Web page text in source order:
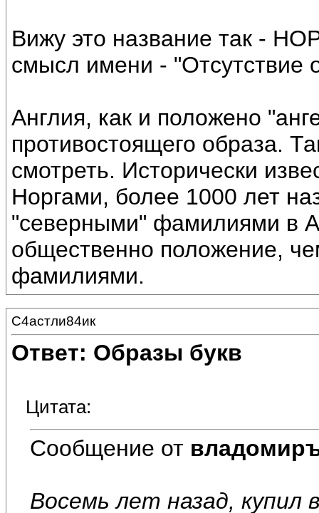
Вижу это название так -
смысл имени - "Отсутствие
Англия, как и положено
противостоящего образа.
смотреть. Исторически
Норгами, более 1000 лет
"северными" фамилиями в
общественно положение,
фамилиями.
С4астли84ик
Ответ: Образы букв
Цитата:
Сообщение от
Восемь лет назад, купил